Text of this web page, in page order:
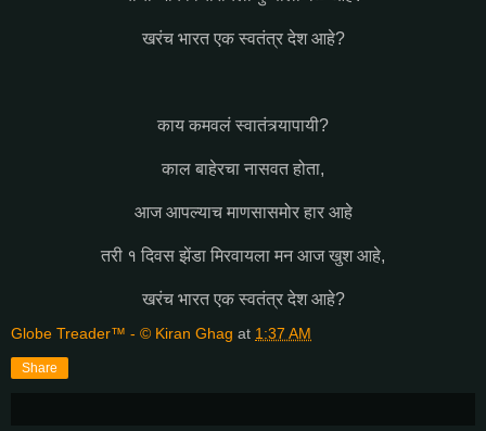
खरंच भारत एक स्वतंत्र देश आहे?
काय कमवलं स्वातंत्र्यापायी?
काल बाहेरचा नासवत होता,
आज आपल्याच माणसासमोर हार आहे
तरी १ दिवस झेंडा मिरवायला मन आज खुश आहे,
खरंच भारत एक स्वतंत्र देश आहे?
Globe Treader™ - © Kiran Ghag at 1:37 AM
Share